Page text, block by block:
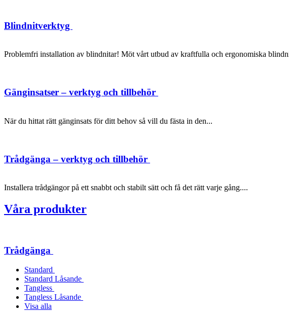
Blindnitverktyg
Problemfri installation av blindnitar! Möt vårt utbud av kraftfulla och ergonomiska
Gänginsatser – verktyg och tillbehör
När du hittat rätt gänginsats för ditt behov så vill du fästa in den...
Trådgänga – verktyg och tillbehör
Installera trådgängor på ett snabbt och stabilt sätt och få det rätt varje gång....
Våra produkter
Trådgänga
Standard
Standard Låsande
Tangless
Tangless Låsande
Visa alla